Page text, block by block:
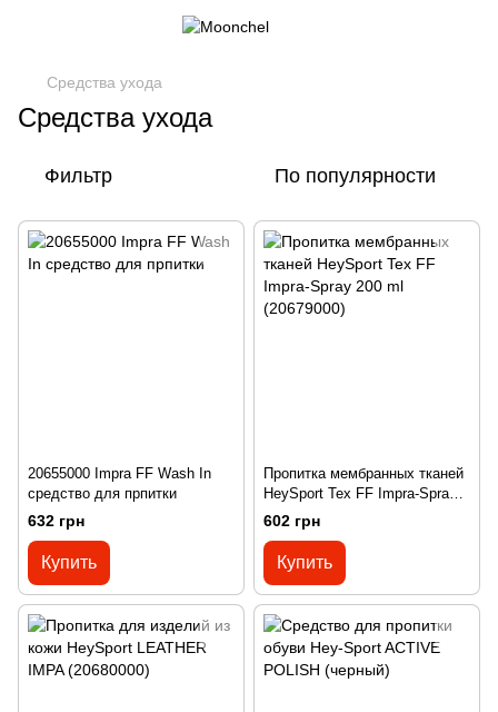
Средства ухода
Средства ухода
Фильтр По популярности
20655000 Impra FF Wash In
средство для прпитки
632 грн
Купить
Пропитка мембранных тканей
HeySport Tex FF Impra-Spray
200 ml (20679000)
602 грн
Купить